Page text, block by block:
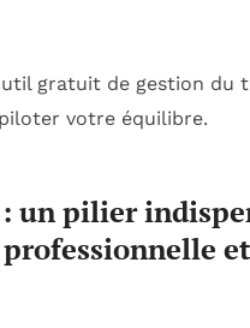
gratuit de gestion du
votre équilibre.
un pilier
et